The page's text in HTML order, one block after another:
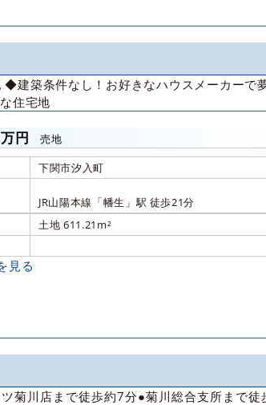
建築条件なし！お好きなハウスメーカーで
住宅地
円 売地
下関市汐入町
JR山陽本線「幡生」駅 徒歩21分
土地 611.21m²
見る
菊川店まで徒歩約7分●菊川総合支所まで徒